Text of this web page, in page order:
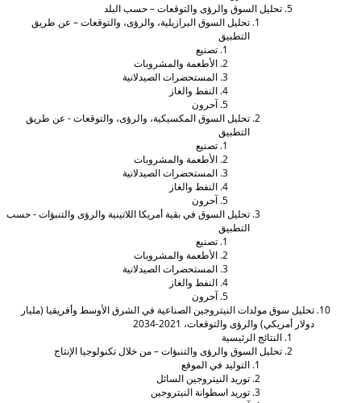
تحليل السوق والرؤى والتوقعات – حسب البلد
تحليل السوق البرازيلية، والرؤى، والتوقعات – عن طريق
الأطعمة والمشروبات
المستحضرات الصيدلانية
النفط والغاز
تحليل السوق المكسيكية، والرؤى، والتوقعات - عن طريق
الأطعمة والمشروبات
المستحضرات الصيدلانية
النفط والغاز
تحليل السوق في بقية أمريكا اللاتينية والرؤى والتنبؤات - حسب
الأطعمة والمشروبات
المستحضرات الصيدلانية
النفط والغاز
تحليل سوق مولدات النيتروجين الصناعية في الشرق الأوسط وأفريقيا (مليار
دولار أمريكي) والرؤى والتوقعات، 2021-2034
النتائج الرئيسية
تحليل السوق والرؤى والتنبؤات – من خلال تكنولوجيا الإنتاج
التوليد في الموقع
توريد النيتروجين السائل
توريد اسطوانة النيتروجين